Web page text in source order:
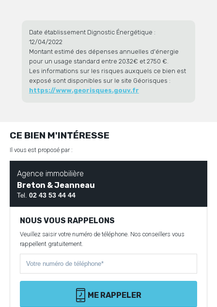
Date établissement Dignostic Énergétique :
12/04/2022
Montant estimé des dépenses annuelles d'énergie
pour un usage standard entre 2032€ et 2750 €.
Les informations sur les risques auxquels ce bien est
exposé sont disponibles sur le site Géorisques :
https://www.georisques.gouv.fr
CE BIEN M'INTÉRESSE
Il vous est proposé par :
Agence immobilière
Breton & Jeanneau
Tel. 02 43 53 44 44
NOUS VOUS RAPPELONS
Veuillez saisir votre numéro de téléphone. Nos conseillers vous
rappellent gratuitement.
ME RAPPELER